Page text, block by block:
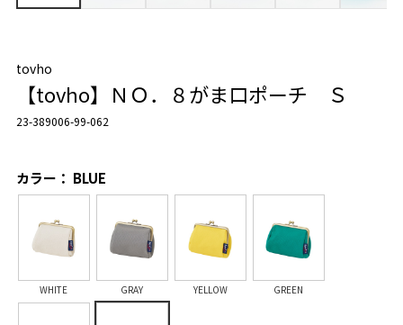
tovho
【tovho】ＮＯ．８がま口ポーチ Ｓ
23-389006-99-062
カラー： BLUE
WHITE GRAY YELLOW GREEN